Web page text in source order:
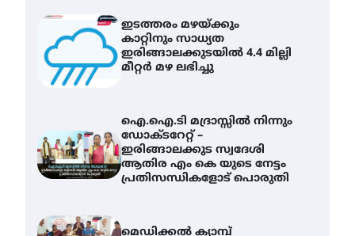
ഇടത്തരം മഴയ്ക്കും
കാറ്റിനും സാധ്യത
ഇരിങ്ങാലക്കുടയിൽ 4.4 മില്ലി
മീറ്റർ മഴ ലഭിച്ചു
ഐ.ഐ.ടി മദ്രാസ്സിൽ നിന്നും
ഡോക്ടറേറ്റ് –
ഇരിങ്ങാലക്കുട സ്വദേശി
ആതിര എം കെ യുടെ നേട്ടം
പ്രതിസന്ധികളോട് പൊരുതി
മെഡിക്കൽ ക്യാമ്പ്